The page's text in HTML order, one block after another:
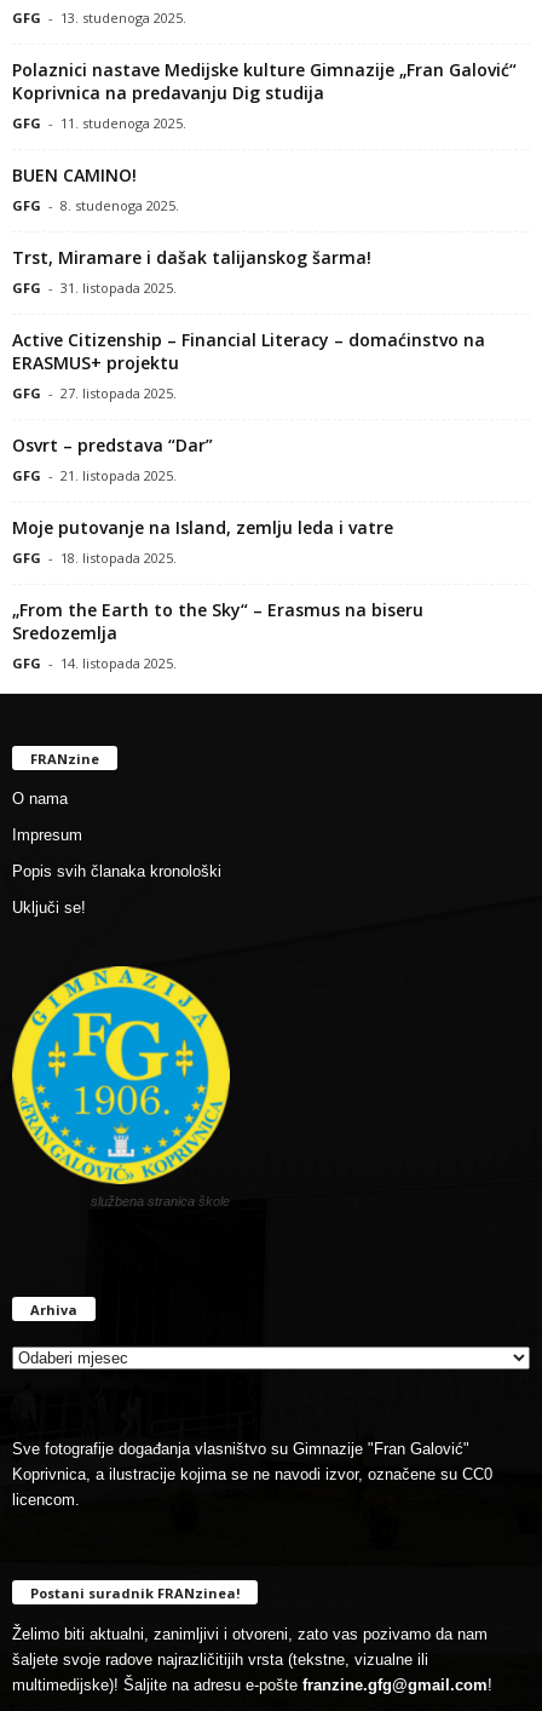
GFG - 13. studenoga 2025.
Polaznici nastave Medijske kulture Gimnazije „Fran Galović“
Koprivnica na predavanju Dig studija
GFG - 11. studenoga 2025.
BUEN CAMINO!
GFG - 8. studenoga 2025.
Trst, Miramare i dašak talijanskog šarma!
GFG - 31. listopada 2025.
Active Citizenship – Financial Literacy – domaćinstvo na
ERASMUS+ projektu
GFG - 27. listopada 2025.
Osvrt – predstava “Dar”
GFG - 21. listopada 2025.
Moje putovanje na Island, zemlju leda i vatre
GFG - 18. listopada 2025.
„From the Earth to the Sky“ – Erasmus na biseru
Sredozemlja
GFG - 14. listopada 2025.
FRANzine
O nama
Impresum
Popis svih članaka kronološki
Uključi se!
službena stranica škole
Arhiva
Sve fotografije događanja vlasništvo su Gimnazije "Fran Galović"
Koprivnica, a ilustracije kojima se ne navodi izvor, označene su CC0
licencom.
Postani suradnik FRANzinea!
Želimo biti aktualni, zanimljivi i otvoreni, zato vas pozivamo da nam
šaljete svoje radove najrazličitijih vrsta (tekstne, vizualne ili
multimedijske)! Šaljite na adresu e-pošte franzine.gfg@gmail.com!